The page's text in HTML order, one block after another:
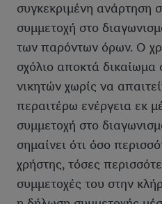
συγκεκριμένη ανάρτηση
συμμετοχή στο
των παρόντων όρων. Ο
σχόλιο αποκτά
νικητών χωρίς να
περαιτέρω ενέργεια εκ
συμμετοχή στο
σημαίνει ότι όσο
χρήστης, τόσες
συμμετοχές του στην